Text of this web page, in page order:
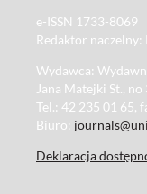
e-ISSN 1733-8069
Redaktor
Wydawca:
Jana Matejki St.,
Tel.: 42 235 01 65,
Biuro:
Deklaracja